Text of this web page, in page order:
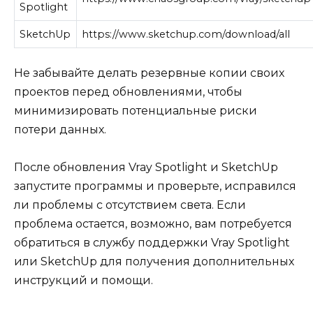
Spotlight
SketchUp https://www.sketchup.com/download/all
Не забывайте делать резервные копии своих
проектов перед обновлениями, чтобы
минимизировать потенциальные риски
потери данных.
После обновления Vray Spotlight и SketchUp
запустите программы и проверьте, исправился
ли проблемы с отсутствием света. Если
проблема остается, возможно, вам потребуется
обратиться в службу поддержки Vray Spotlight
или SketchUp для получения дополнительных
инструкций и помощи.